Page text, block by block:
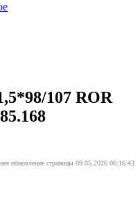
107 ROR
обновление страницы 09.05.2026 06:16:43